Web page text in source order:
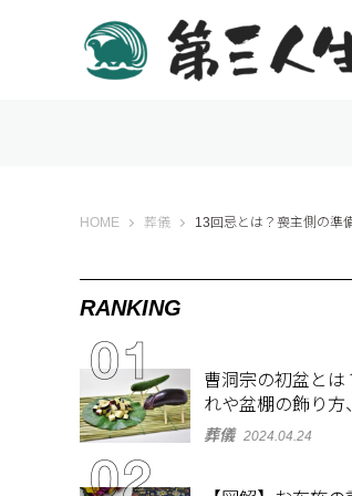
HOME 第三人生 〜寄り道の歩き方〜
葬儀 13回忌とは？喪主側の準
RANKING
曹洞宗の初盆とは
れや盆棚の飾り方
を解説
葬儀 2024.04.24